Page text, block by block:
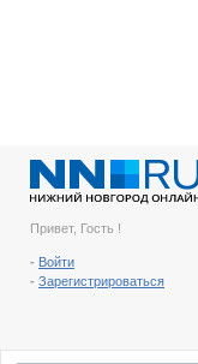
Привет, Гость !
- Войти
- Зарегистрироваться